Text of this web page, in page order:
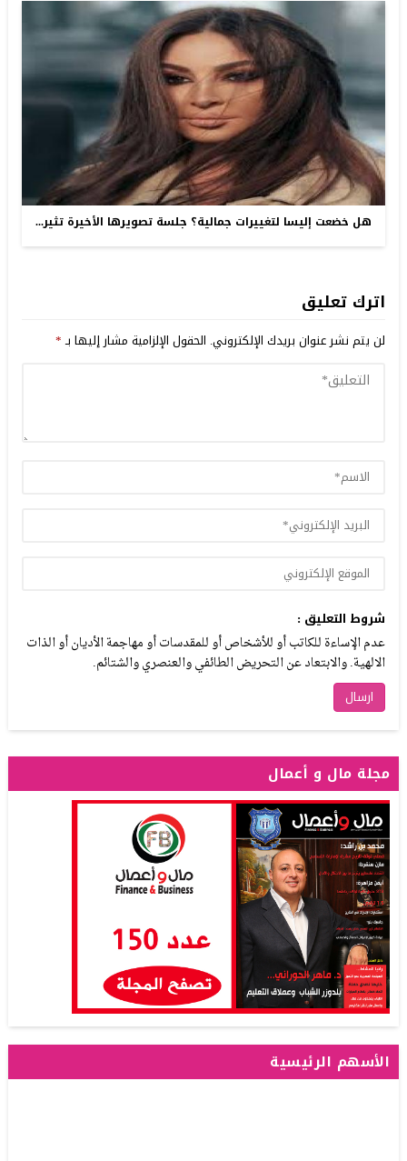
هل خضعت إليسا لتغييرات جمالية؟ جلسة تصويرها الأخيرة تثير...
اترك تعليق
لن يتم نشر عنوان بريدك الإلكتروني. الحقول الإلزامية مشار إليها بـ*
شروط التعليق :
عدم الإساءة للكاتب أو للأشخاص أو للمقدسات أو مهاجمة الأديان أو الذات
الالهية. والابتعاد عن التحريض الطائفي والعنصري والشتائم.
مجلة مال و أعمال
الأسهم الرئيسية